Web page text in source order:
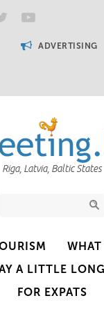
ADVERTISING
Riga, Latvia, Baltic States
A LITTLE
FOR EXPATS